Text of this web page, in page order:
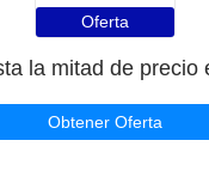
Oferta
Obtener Oferta